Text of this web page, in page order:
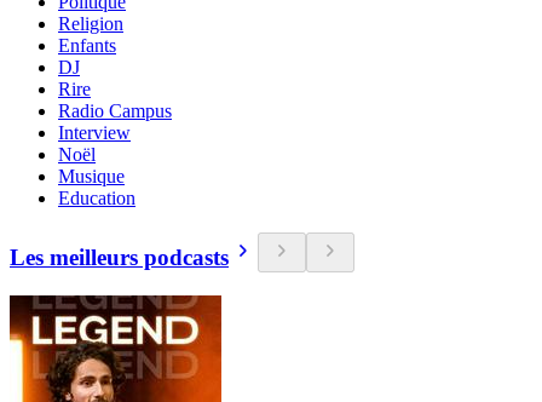
Religion
Enfants
DJ
Rire
Radio Campus
Interview
Noël
Musique
Education
Les meilleurs podcasts